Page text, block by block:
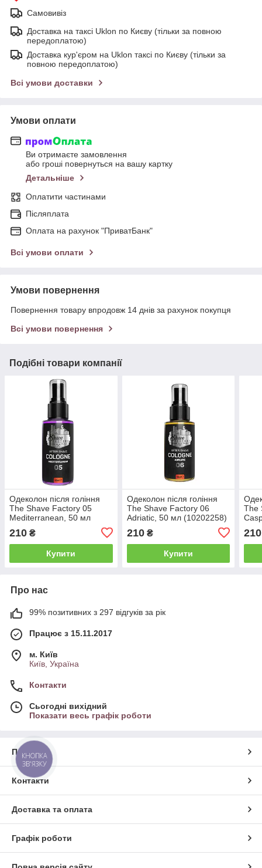
Самовивіз
Доставка на таксі Uklon по Києву (тільки за повною
передоплатою)
Доставка кур'єром на Uklon таксі по Києву (тільки за
повною передоплатою)
Всі умови доставки
Умови оплати
Ви отримаєте замовлення
або гроші повернуться на вашу картку
Детальніше
Оплатити частинами
Післяплата
Оплата на рахунок "ПриватБанк"
Всі умови оплати
Умови повернення
Повернення товару впродовж 14 днів за рахунок покупця
Всі умови повернення
Подібні товари компанії
Одеколон після гоління
The Shave Factory 05
Mediterranean, 50 мл
210 ₴
Купити
Одеколон після гоління
The Shave Factory 06
Adriatic, 50 мл (10202258)
210₴
Купити
The
210
Про нас
99% позитивних з 297 відгуків за рік
Працює з 15.11.2017
м. Київ
Київ, Україна
Контакти
Сьогодні вихідний
Показати весь графік роботи
Про нас
Контакти
Доставка та оплата
Графік роботи
КНОПКА
ЗВ'ЯЗКУ